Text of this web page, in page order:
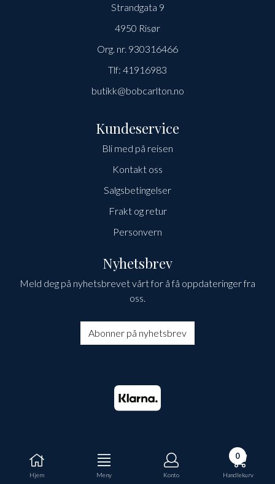
Hjem Meny Konto
0
Handlekurv
Strandgata 9
4950 Risør
Org. nr. 930316466
Tlf: 41916983
butikk@bobcarlton.no
Kundeservice
Bli med på reisen
Kontakt oss
Salgsbetingelser
Frakt og retur
Personvern
Nyhetsbrev
Meld deg på nyhetsbrevet vårt for å få oppdateringer fra
oss.
Abonner på nyhetsbrev